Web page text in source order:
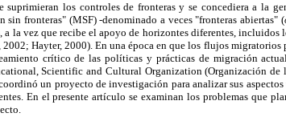
suprimieran los controles de fronteras y se concediera a la
sin fronteras" (MSF) -denominado a veces "fronteras abiertas" (
a la vez que recibe el apoyo de horizontes diferentes,
Hayter, 2000). En una época en que los flujos
crítico de las políticas y prácticas de migración
Scientific and Cultural Organization (Organización de
un proyecto de investigación para analizar sus
En el presente artículo se examinan los problemas que